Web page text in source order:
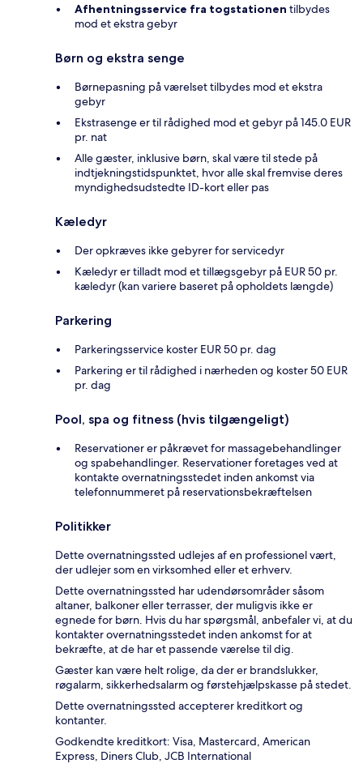
Afhentningsservice fra togstationen tilbydes
mod et ekstra gebyr
Børn og ekstra senge
Børnepasning på værelset tilbydes mod et ekstra
gebyr
Ekstrasenge er til rådighed mod et gebyr på 145.0 EUR
pr. nat
Alle gæster, inklusive børn, skal være til stede på
indtjekningstidspunktet, hvor alle skal fremvise deres
myndighedsudstedte ID-kort eller pas
Kæledyr
Der opkræves ikke gebyrer for servicedyr
Kæledyr er tilladt mod et tillægsgebyr på EUR 50 pr.
kæledyr (kan variere baseret på opholdets længde)
Parkering
Parkeringsservice koster EUR 50 pr. dag
Parkering er til rådighed i nærheden og koster 50 EUR
pr. dag
Pool, spa og fitness (hvis tilgængeligt)
Reservationer er påkrævet for massagebehandlinger
og spabehandlinger. Reservationer foretages ved at
kontakte overnatningsstedet inden ankomst via
telefonnummeret på reservationsbekræftelsen
Politikker
Dette overnatningssted udlejes af en professionel vært,
der udlejer som en virksomhed eller et erhverv.
Dette overnatningssted har udendørsområder såsom
altaner, balkoner eller terrasser, der muligvis ikke er
egnede for børn. Hvis du har spørgsmål, anbefaler vi, at du
kontakter overnatningsstedet inden ankomst for at
bekræfte, at de har et passende værelse til dig.
Gæster kan være helt rolige, da der er brandslukker,
røgalarm, sikkerhedsalarm og førstehjælpskasse på stedet.
Dette overnatningssted accepterer kreditkort og
kontanter.
Godkendte kreditkort: Visa, Mastercard, American
Express, Diners Club, JCB International